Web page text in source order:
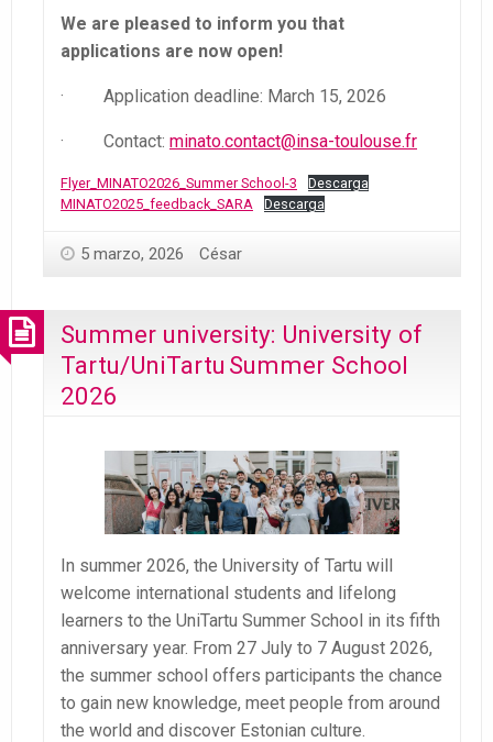
We are pleased to inform you that
applications are now open!
· Application deadline: March 15, 2026
· Contact: minato.contact@insa-toulouse.fr
Flyer_MINATO2026_Summer School-3
Descarga
MINATO2025_feedback_SARA
Descarga
5 marzo, 2026 César
Summer university: University of
Tartu/UniTartu Summer School
2026
In summer 2026, the University of Tartu will
welcome international students and lifelong
learners to the UniTartu Summer School in its fifth
anniversary year. From 27 July to 7 August 2026,
the summer school offers participants the chance
to gain new knowledge, meet people from around
the world and discover Estonian culture.